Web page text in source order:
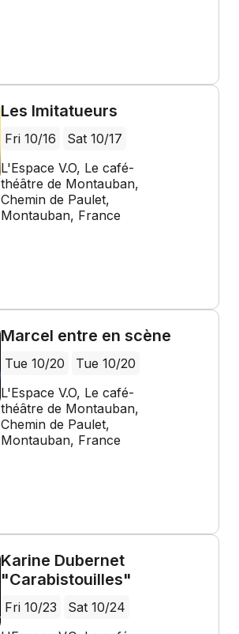
Les Imitatueurs
Fri 10/16
Sat 10/17
L'Espace V.O, Le café-
théâtre de Montauban,
Chemin de Paulet,
Montauban, France
Marcel entre en scène
Tue 10/20
Tue 10/20
L'Espace V.O, Le café-
théâtre de Montauban,
Chemin de Paulet,
Montauban, France
Karine Dubernet
"Carabistouilles"
Fri 10/23
Sat 10/24